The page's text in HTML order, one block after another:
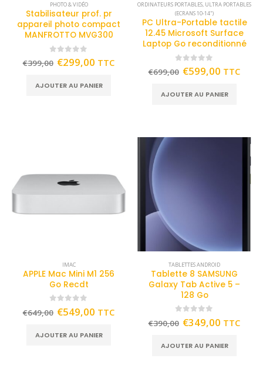
PHOTO & VIDÉO
Stabilisateur prof. pr
appareil photo compact
MANFROTTO MVG300
out of 5
€399,00 €299,00 TTC
AJOUTER AU PANIER
ORDINATEURS PORTABLES, ULTRA PORTABLES
(ECRANS 10-14")
PC Ultra-Portable tactile
12.45 Microsoft Surface
Laptop Go reconditionné
out of 5
€699,00 €599,00 TTC
AJOUTER AU PANIER
IMAC
APPLE Mac Mini M1 256
Go Recdt
out of 5
€649,00 €549,00 TTC
AJOUTER AU PANIER
TABLETTES ANDROID
Tablette 8 SAMSUNG
Galaxy Tab Active 5 –
128 Go
out of 5
€390,00 €349,00 TTC
AJOUTER AU PANIER